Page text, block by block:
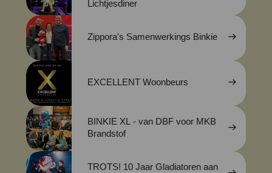
Lichtjesdiner
Zippora's Samenwerkings Binkie
EXCELLENT Woonbeurs
BINKIE XL - van DBF voor MKB
Brandstof
TROTS! 10 Jaar Gladiatoren aan